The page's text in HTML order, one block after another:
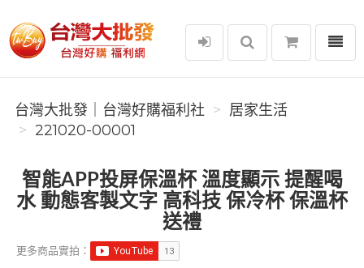
台灣大批發｜台灣好購福利社
選單
台灣大批發｜台灣好購福利社
居家生活
221020-00001
智能APP投屏保溫杯 溫度顯示 提醒喝
水 動態客製文字 高科技 保冷杯 保溫杯
送禮
更多商品實拍：